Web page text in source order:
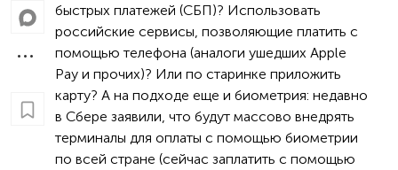
быстрых платежей (СБП)? Использовать
российские сервисы, позволяющие платить с
помощью телефона (аналоги ушедших Apple
Pay и прочих)? Или по старинке приложить
карту? А на подходе еще и биометрия: недавно
в Сбере заявили, что будут массово внедрять
терминалы для оплаты с помощью биометрии
по всей стране (сейчас заплатить с помощью